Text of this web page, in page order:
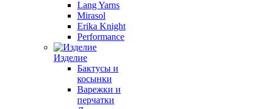
Lang Yarns
Mirasol
Erika Knight
Performance
Изделие
Бактусы и
косынки
Варежки и
перчатки